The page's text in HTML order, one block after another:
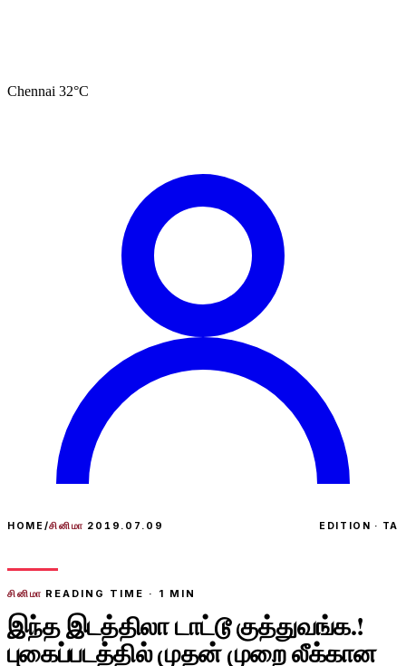
Chennai 32°C
HOME/சினிமா 2019.07.09 EDITION · TA
சினிமா READING TIME · 1 MIN
இந்த இடத்திலா டாட்டூ குத்துவங்க.!
புகைப்படத்தில் முதன் முறை லீக்கான